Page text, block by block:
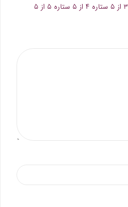
۳ از ۵ ستاره ۴ از ۵ ستاره
۵ از ۵